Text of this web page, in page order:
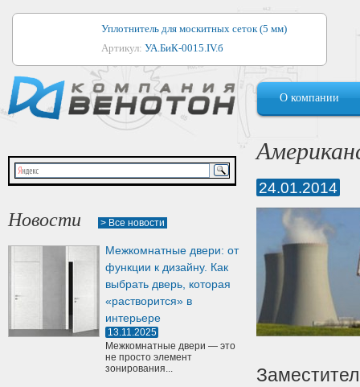
Уплотнитель для москитных сеток (5 мм)
Артикул: УА.БиК-0015.IV.б
Уплотнитель для алюминиевых окон
Артикул:1044
Уплотнитель для деревянных окон
Артикул:УМ.БиК-0062.IV.б
Уплотнитель лоджиевый для (4, 5, 6 мм)
Артикул:
О компании
Новости > Все новости
Межкомнатные двери: от
функции к дизайну. Как
выбрать дверь, которая
«растворится» в
интерьере
13.11.2025
Межкомнатные двери — это
не просто элемент
зонирования...
24.01.2014